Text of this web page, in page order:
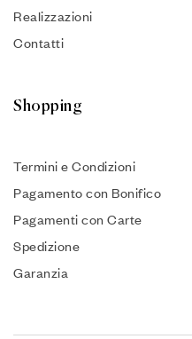
Realizzazioni
Contatti
Shopping
Termini e Condizioni
Pagamento con Bonifico
Pagamenti con Carte
Spedizione
Garanzia